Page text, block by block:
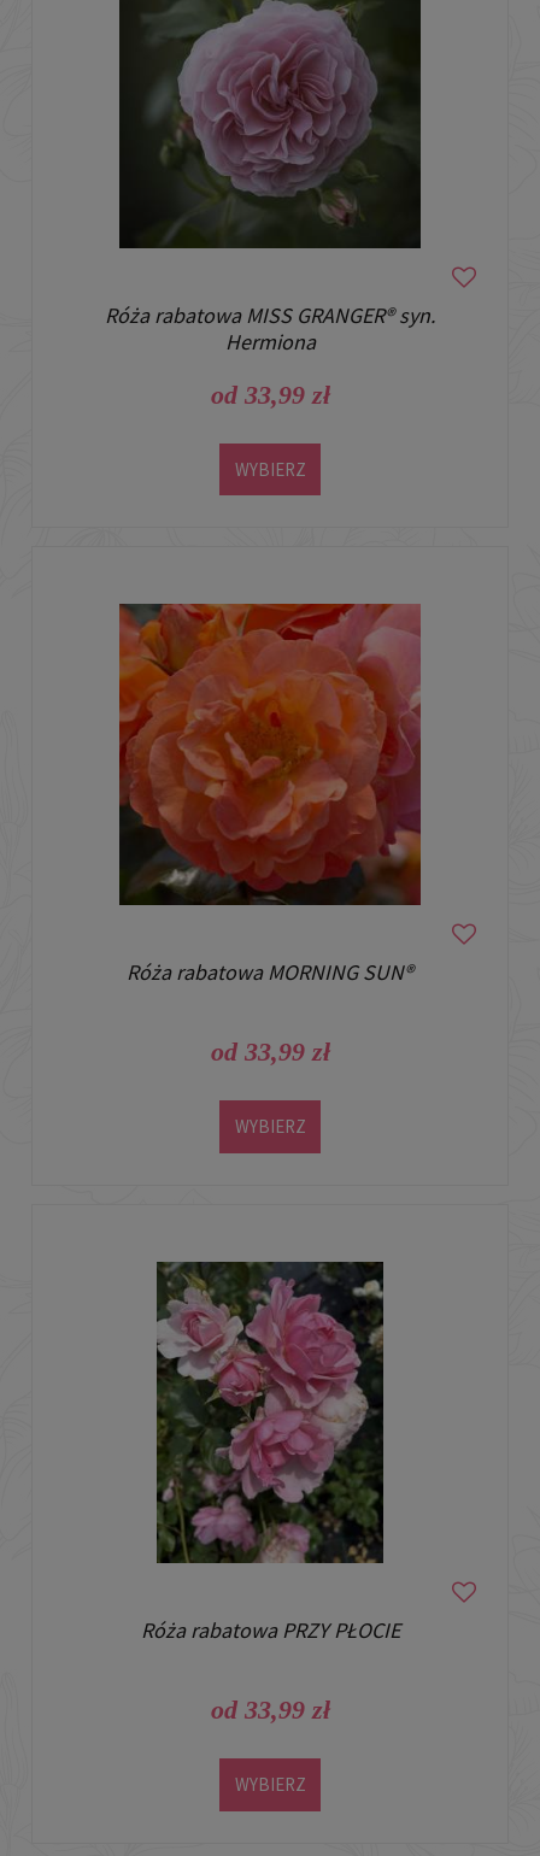
Róża rabatowa MISS GRANGER® syn.
Hermiona
od 33,99 zł
WYBIERZ
Róża rabatowa MORNING SUN®
od 33,99 zł
WYBIERZ
Róża rabatowa PRZY PŁOCIE
od 33,99 zł
WYBIERZ